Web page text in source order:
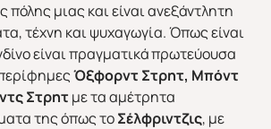
πόλης μιας και είναι ανεξάντλητη
τέχνη και ψυχαγωγία. Όπως είναι
είναι πραγματικά πρωτεύουσα
Όξφορντ Στρητ, Μπόντ
Στρητ με τα αμέτρητα
της όπως τοΣέλφριντζις, με